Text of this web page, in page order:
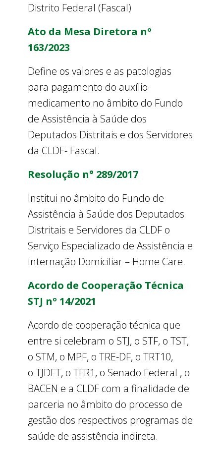
Distrito Federal (Fascal)
Ato da Mesa Diretora nº
163/2023
Define os valores e as patologias
para pagamento do auxílio-
medicamento no âmbito do Fundo
de Assistência à Saúde dos
Deputados Distritais e dos Servidores
da CLDF- Fascal.
Resolução n° 289/2017
Institui no âmbito do Fundo de
Assistência à Saúde dos Deputados
Distritais e Servidores da CLDF o
Serviço Especializado de Assistência e
Internação Domiciliar – Home Care.
Acordo de Cooperação Técnica
STJ nº 14/2021
Acordo de cooperação técnica que
entre si celebram o STJ, o STF, o TST,
o STM, o MPF, o TRE-DF, o TRT10,
o TJDFT, o TFR1, o Senado Federal , o
BACEN e a CLDF com a finalidade de
parceria no âmbito do processo de
gestão dos respectivos programas de
saúde de assistência indireta.